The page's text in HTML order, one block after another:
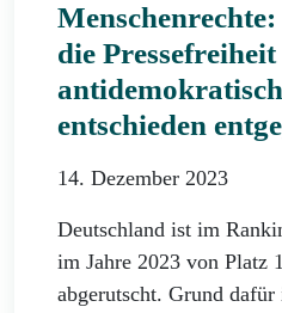
die
entschieden
14. Dezember 2023
Deutschland ist im
im Jahre 2023 von Platz
abgerutscht. Grund